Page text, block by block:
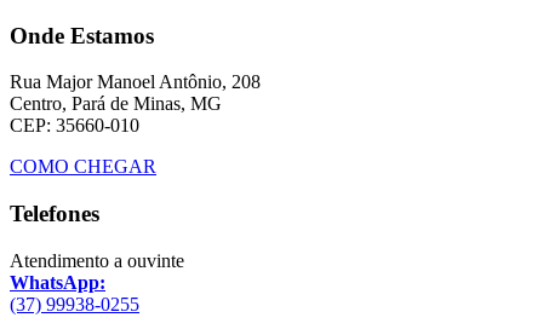
Onde Estamos
Rua Major Manoel Antônio, 208
Centro, Pará de Minas, MG
CEP: 35660-010
COMO CHEGAR
Telefones
Atendimento a ouvinte
WhatsApp:
(37) 99938-0255